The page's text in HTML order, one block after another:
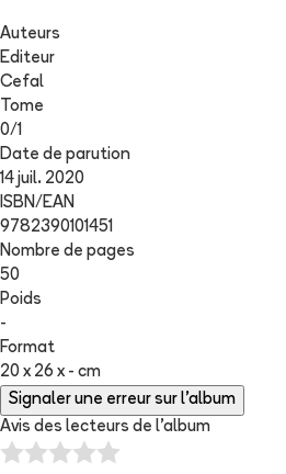
Auteurs
Editeur
Cefal
Tome
0/1
Date de parution
14 juil. 2020
ISBN/EAN
9782390101451
Nombre de pages
50
Poids
-
Format
20 x 26 x - cm
Signaler une erreur sur l'album
Avis des lecteurs de l'album